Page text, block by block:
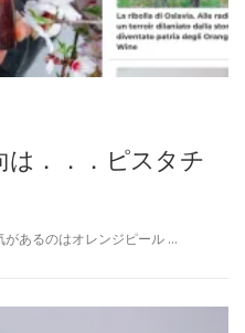
．．．ピスタチ
があるのはオレンジピール …